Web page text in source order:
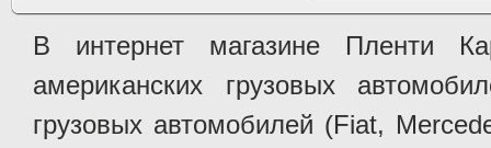
В интернет магазине Пленти
американских грузовых
грузовых автомобилей (Fiat,